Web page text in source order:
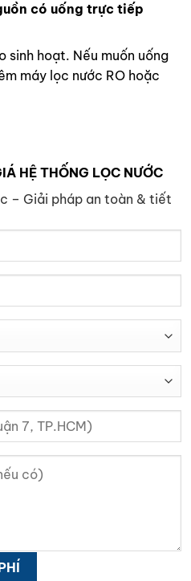
có uống trực tiếp
sinh hoạt. Nếu muốn uống
máy lọc nước RO hoặc
HỆ THỐNG LỌC NƯỚC
– Giải pháp an toàn & tiết